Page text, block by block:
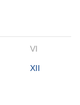
VI
XII